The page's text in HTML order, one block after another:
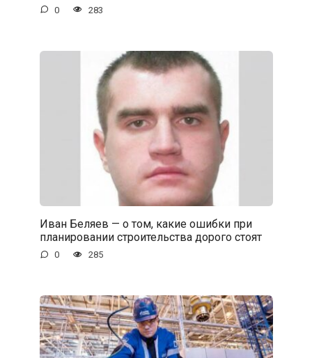
0 283
Иван Беляев — о том, какие ошибки при
планировании строительства дорого стоят
0 285